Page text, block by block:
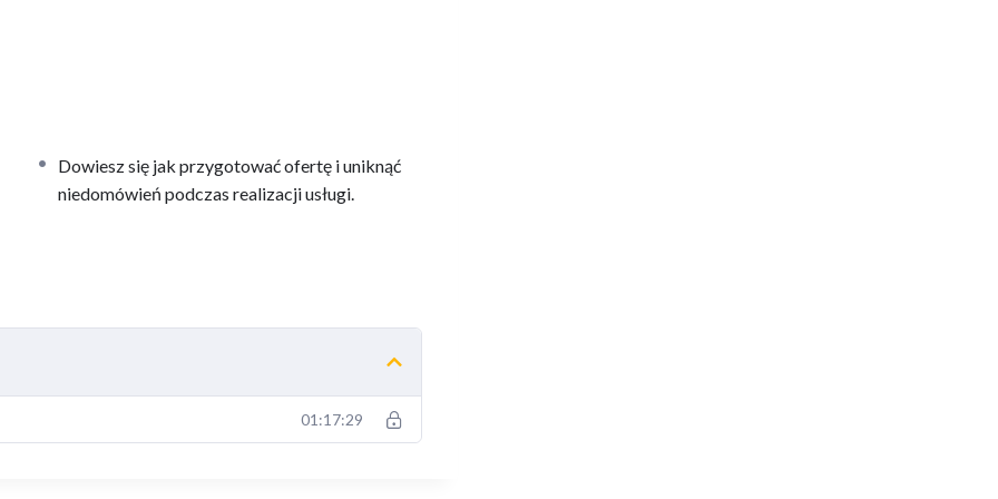
swoich kompetencji?
Dowiesz się jak przygotować ofertę i uniknąć
niedomówień podczas realizacji usługi.
01:17:29